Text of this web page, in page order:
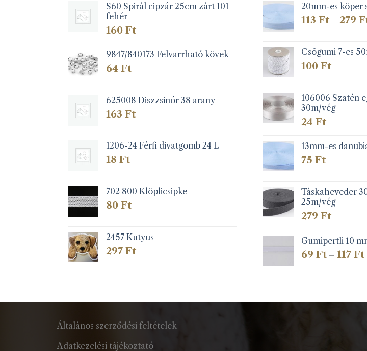
S60 Spirál cipzár 25cm zárt 101
fehér
160 Ft
9847/840173 Felvarrható kövek
64 Ft
625008 Diszzsinór 38 arany
163 Ft
1206-24 Férfi divatgomb 24 L
18 Ft
702 800 Klöplicsipke
80 Ft
2457 Kutyus
297 Ft
20mm-es köper
113Ft – 279
Csögumi 7-es
100Ft
106006 Szatén
30m/vég
24Ft
13mm-es
75Ft
Táskaheveder
25m/vég
279Ft
Gumipertli 10
69Ft – 117Ft
Általános szerződési feltételek
Adatkezelési tájékoztató